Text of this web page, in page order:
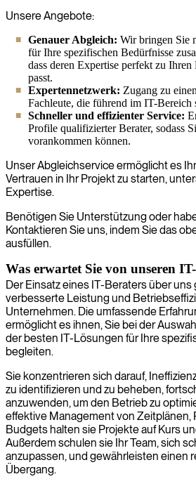
Unsere Angebote:
Genauer Abgleich: Wir bringen Sie
für Ihre spezifischen Bedürfnisse
dass deren Expertise perfekt zu
passt.
Expertennetzwerk: Zugang zu
Fachleute, die führend im IT-Bereich
Schneller und effizienter Service:
Profile qualifizierter Berater, sodass
vorankommen können.
Unser Abgleichservice ermöglicht es
Vertrauen in Ihr Projekt zu starten,
Expertise.
Benötigen Sie Unterstützung oder
Kontaktieren Sie uns, indem Sie das
ausfüllen.
Was erwartet Sie von unseren
Der Einsatz eines IT-Beraters über uns
verbesserte Leistung und
Unternehmen. Die umfassende
ermöglicht es ihnen, Sie bei der
der besten IT-Lösungen für Ihre
begleiten.
Sie konzentrieren sich darauf,
zu identifizieren und zu beheben,
anzuwenden, um den Betrieb zu
effektive Management von Zeitplänen,
Budgets halten sie Projekte auf Kurs
Außerdem schulen sie Ihr Team, sich
anzupassen, und gewährleisten einen
Übergang.